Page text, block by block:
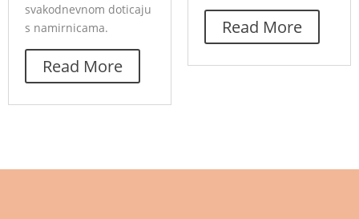
svakodnevnom doticaju
s namirnicama.
Read More
Read More